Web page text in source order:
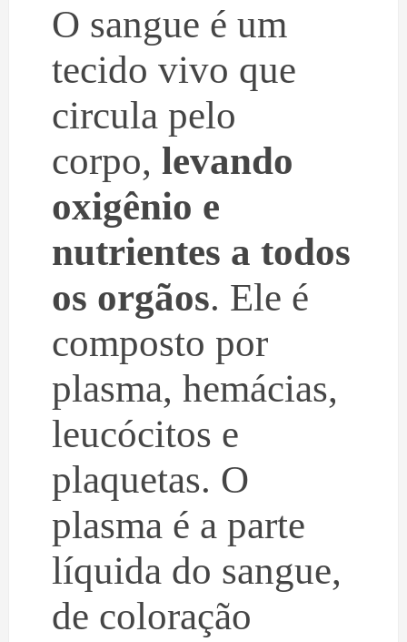
O sangue é um
tecido vivo que
circula pelo
corpo, levando
oxigênio e
nutrientes a todos
os orgãos. Ele é
composto por
plasma, hemácias,
leucócitos e
plaquetas. O
plasma é a parte
líquida do sangue,
de coloração